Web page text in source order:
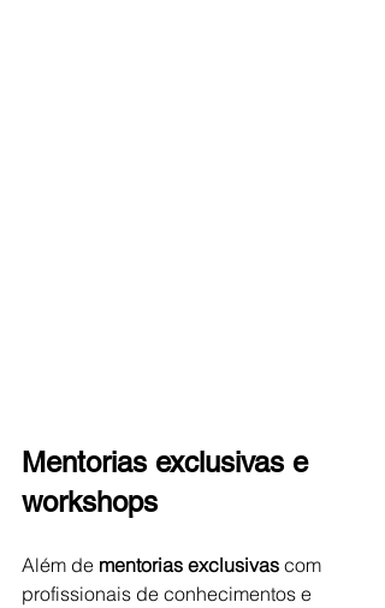
Mentorias exclusivas e
workshops
Além de mentorias exclusivas com
profissionais de conhecimentos e